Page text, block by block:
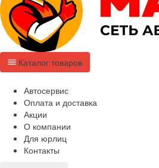
Каталог товаров
Автосервис
Оплата и доставка
Акции
О компании
Для юрлиц
Контакты